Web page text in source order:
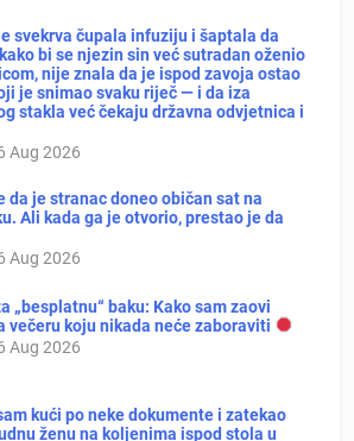
svekrva čupala infuziju i šaptala da
bi se njezin sin već sutradan oženio
nije znala da je ispod zavoja ostao
je snimao svaku riječ — i da iza
stakla već čekaju državna odvjetnica i
Aug 2026
da je stranac doneo običan sat na
Ali kada ga je otvorio, prestao je da
Aug 2026
„besplatnu“ baku: Kako sam zaovi
večeru koju nikada neće zaboraviti
Aug 2026
kući po neke dokumente i zatekao
ženu na koljenima ispod stola u